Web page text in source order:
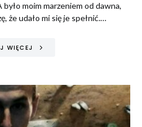
moim marzeniem od dawna,
że udało mi się je spełnić.…
WIĘCEJ